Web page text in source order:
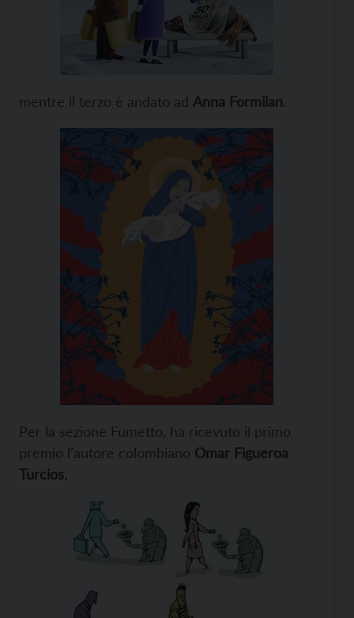
mentre il terzo è andato ad Anna Formilan.
Per la sezione Fumetto, ha ricevuto il primo
premio l’autore colombiano Omar Figueroa
Turcios.